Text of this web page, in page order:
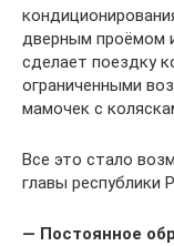
дверным проёмом
сделает поездку
ограниченными
мамочек с
Все это стало
главы республики
— Постоянное